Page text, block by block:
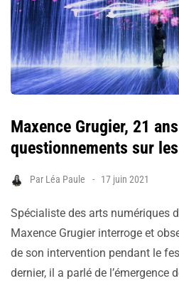
Maxence Grugier, 21
questionnements sur
Par Léa Paule 17 juin 2021
Spécialiste des arts numériques
Maxence Grugier interroge et
de son intervention pendant le
dernier, il a parlé de l’émergence